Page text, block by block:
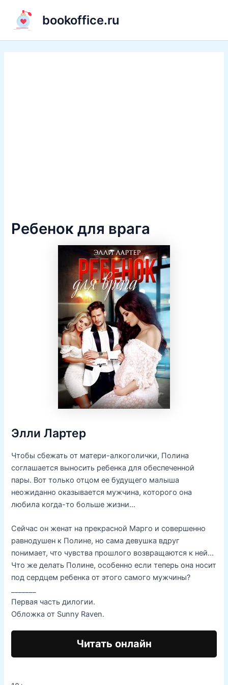
содержимому
bookoffice.ru
Ребенок для врага
Элли Лартер
Чтобы сбежать от матери-алкоголички, Полина
соглашается выносить ребенка для обеспеченной
пары. Вот только отцом ее будущего малыша
неожиданно оказывается мужчина, которого она
любила когда-то больше жизни…
Сейчас он женат на прекрасной Марго и совершенно
равнодушен к Полине, но сама девушка вдруг
понимает, что чувства прошлого возвращаются к ней…
Что же делать Полине, особенно если теперь она носит
под сердцем ребенка от этого самого мужчины?
Первая часть дилогии.
Обложка от Sunny Raven.
Читать онлайн